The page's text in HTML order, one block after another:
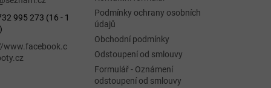
995 273 (16 - 1
www.facebook.c
Podmínky ochrany osobních
údajů
Obchodní podmínky
Odstoupení od smlouvy
Formulář - Oznámení
odstoupení od smlouvy